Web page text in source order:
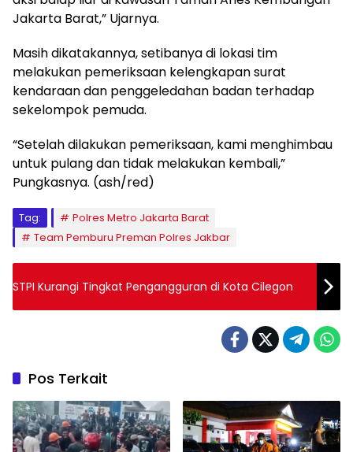
Jakarta Barat,” Ujarnya.
Masih dikatakannya, setibanya di lokasi tim
melakukan pemeriksaan kelengkapan surat
kendaraan dan penggeledahan badan terhadap
sekelompok pemuda.
“Setelah dilakukan pemeriksaan, kami menghimbau
untuk pulang dan tidak melakukan kembali,”
Pungkasnya. (ash/red)
Tag:
Polres Metro Jakarta Barat
Team Pemburu Preman Polres Jakbar
STPI Kurangi Tingkat Pengangguran di Kota Cilegon
Pos Terkait